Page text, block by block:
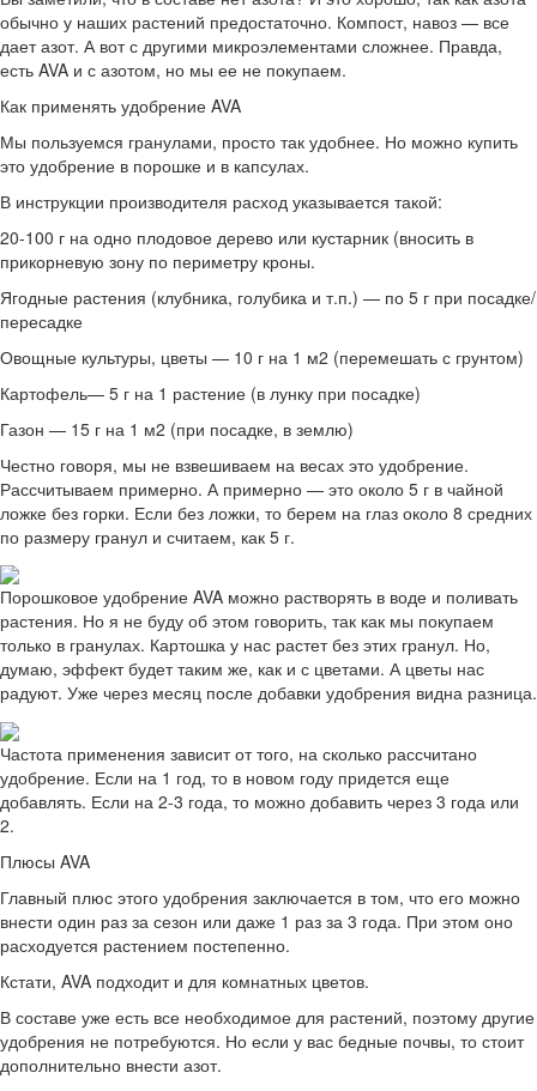
обычно у наших растений предостаточно. Компост, навоз — все
дает азот. А вот с другими микроэлементами сложнее. Правда,
есть AVA и с азотом, но мы ее не покупаем.
Как применять удобрение AVA
Мы пользуемся гранулами, просто так удобнее. Но можно купить
это удобрение в порошке и в капсулах.
В инструкции производителя расход указывается такой:
20-100 г на одно плодовое дерево или кустарник (вносить в
прикорневую зону по периметру кроны.
Ягодные растения (клубника, голубика и т.п.) — по 5 г при посадке/
пересадке
Овощные культуры, цветы — 10 г на 1 м2 (перемешать с грунтом)
Картофель— 5 г на 1 растение (в лунку при посадке)
Газон — 15 г на 1 м2 (при посадке, в землю)
Честно говоря, мы не взвешиваем на весах это удобрение.
Рассчитываем примерно. А примерно — это около 5 г в чайной
ложке без горки. Если без ложки, то берем на глаз около 8 средних
по размеру гранул и считаем, как 5 г.
Порошковое удобрение AVA можно растворять в воде и поливать
растения. Но я не буду об этом говорить, так как мы покупаем
только в гранулах. Картошка у нас растет без этих гранул. Но,
думаю, эффект будет таким же, как и с цветами. А цветы нас
радуют. Уже через месяц после добавки удобрения видна разница.
Частота применения зависит от того, на сколько рассчитано
удобрение. Если на 1 год, то в новом году придется еще
добавлять. Если на 2-3 года, то можно добавить через 3 года или
2.
Плюсы AVA
Главный плюс этого удобрения заключается в том, что его можно
внести один раз за сезон или даже 1 раз за 3 года. При этом оно
расходуется растением постепенно.
Кстати, AVA подходит и для комнатных цветов.
В составе уже есть все необходимое для растений, поэтому другие
удобрения не потребуются. Но если у вас бедные почвы, то стоит
дополнительно внести азот.